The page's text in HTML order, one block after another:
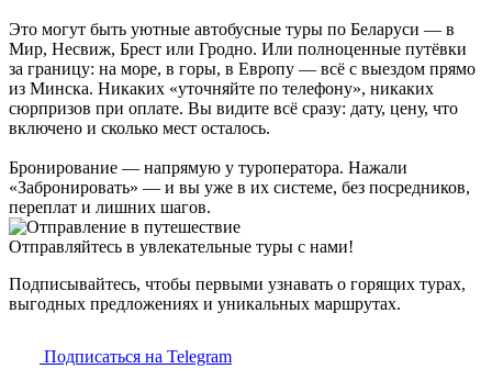
Это могут быть уютные автобусные туры по Беларуси — в
Мир, Несвиж, Брест или Гродно. Или полноценные путёвки
за границу: на море, в горы, в Европу — всё с выездом прямо
из Минска. Никаких «уточняйте по телефону», никаких
сюрпризов при оплате. Вы видите всё сразу: дату, цену, что
включено и сколько мест осталось.
Бронирование — напрямую у туроператора. Нажали
«Забронировать» — и вы уже в их системе, без посредников,
переплат и лишних шагов.
Отправляйтесь в увлекательные туры с нами!
Подписывайтесь, чтобы первыми узнавать о горящих турах,
выгодных предложениях и уникальных маршрутах.
Подписаться на Telegram